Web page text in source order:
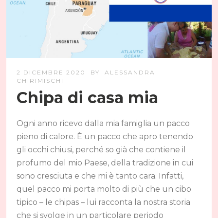
2 DICEMBRE 2020 BY
ALESSANDRA
CHIRIMISCHI
Chipa di casa mia
Ogni anno ricevo dalla mia famiglia un pacco
pieno di calore. È un pacco che apro tenendo
gli occhi chiusi, perché so già che contiene il
profumo del mio Paese, della tradizione in cui
sono cresciuta e che mi è tanto cara. Infatti,
quel pacco mi porta molto di più che un cibo
tipico – le chipas – lui racconta la nostra storia
che si svolge in un particolare periodo